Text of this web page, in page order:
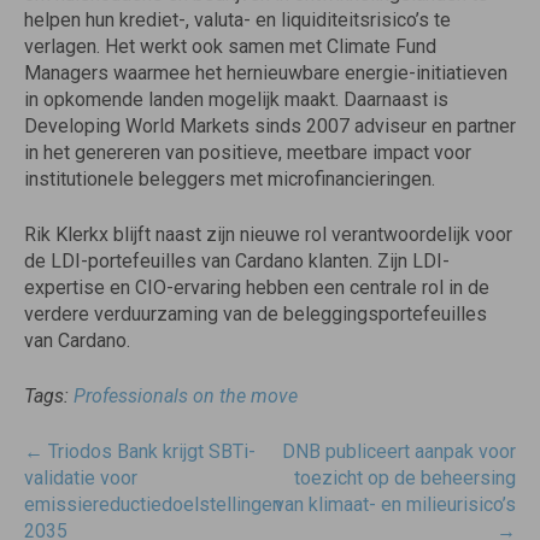
helpen hun krediet-, valuta- en liquiditeitsrisico’s te
verlagen. Het werkt ook samen met Climate Fund
Managers waarmee het hernieuwbare energie-initiatieven
in opkomende landen mogelijk maakt. Daarnaast is
Developing World Markets sinds 2007 adviseur en partner
in het genereren van positieve, meetbare impact voor
institutionele beleggers met microfinancieringen.
Rik Klerkx blijft naast zijn nieuwe rol verantwoordelijk voor
de LDI-portefeuilles van Cardano klanten. Zijn LDI-
expertise en CIO-ervaring hebben een centrale rol in de
verdere verduurzaming van de beleggingsportefeuilles
van Cardano.
Tags: Professionals on the move
Post
navigatie
← Triodos Bank krijgt SBTi-
validatie voor
emissiereductiedoelstellingen
2035
DNB publiceert aanpak voor
toezicht op de beheersing
van klimaat- en milieurisico’s
→